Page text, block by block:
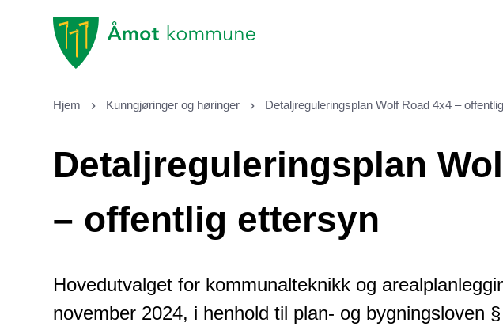
Åmot kommune
Du er her:
Hjem Kunngjøringer og høringer Detaljreguleringsplan Wolf Road 4x4 –
Detaljreguleringsplan
– offentlig ettersyn
Hovedutvalget for kommunalteknikk og
november 2024, i henhold til plan- og bygningsloven